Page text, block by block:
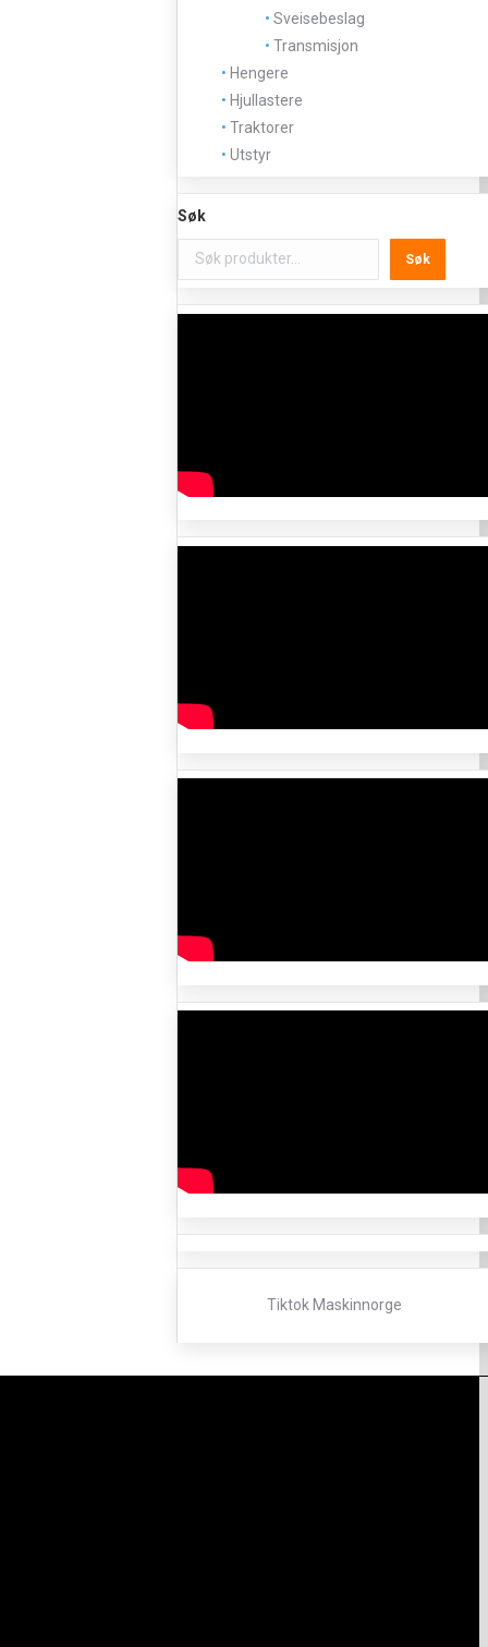
Sveisebeslag
Transmisjon
Hengere
Hjullastere
Traktorer
Utstyr
Søk
Søk
Tiktok Maskinnorge